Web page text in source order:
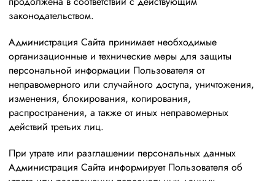
законодательством.
Администрация Сайта принимает необходимые
организационные и технические меры для защиты
персональной информации Пользователя от
неправомерного или случайного доступа, уничтожения,
изменения, блокирования, копирования,
распространения, а также от иных неправомерных
действий третьих лиц.
При утрате или разглашении персональных данных
Администрация Сайта информирует Пользователя об